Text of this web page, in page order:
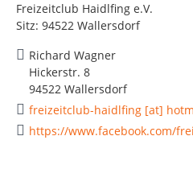
Freizeitclub Haidlfing e.V.
Sitz: 94522 Wallersdorf
Richard Wagner
Hickerstr. 8
94522 Wallersdorf
freizeitclub-haidlfing [at]
https://www.facebook.com/